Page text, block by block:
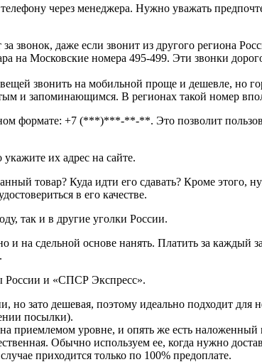
через менеджера. Нужно уважать
звонок, даже если звонит из другого региона
на Московские номера 495-499. Эти звонки
звонить на мобильной проще и дешевле, но
и запоминающимся. В регионах такой номер
формате: +7 (***)***-**-**. Это позволит
укажите их адрес на сайте.
товар? Куда идти его сдавать? Кроме
в его качестве.
так и в другие уголки России.
на сдельной основе нанять. Платить за каждый
России и «СПСР Экспресс».
зато дешевая, поэтому идеально подходит для
посылки).
приемлемом уровне, и опять же есть
Обычно используем ее, когда нужно
приходится только по 100% предоплате.